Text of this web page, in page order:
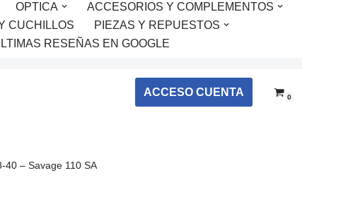
OPTICA
ACCESORIOS Y COMPLEMENTOS
CUCHILLOS
PIEZAS Y REPUESTOS
RESEÑAS EN GOOGLE
ACCESO CUENTA 0
40 – Savage 110 SA